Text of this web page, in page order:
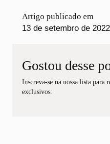
Artigo publicado em
13 de setembro de 2022
Gostou desse
Inscreva-se na nossa lista para
exclusivos: